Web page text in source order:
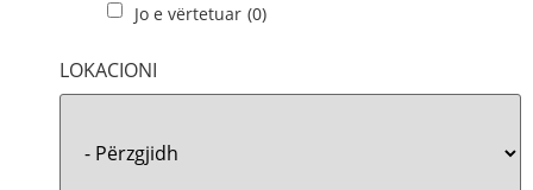
Jo e vërtetuar (0)
LOKACIONI